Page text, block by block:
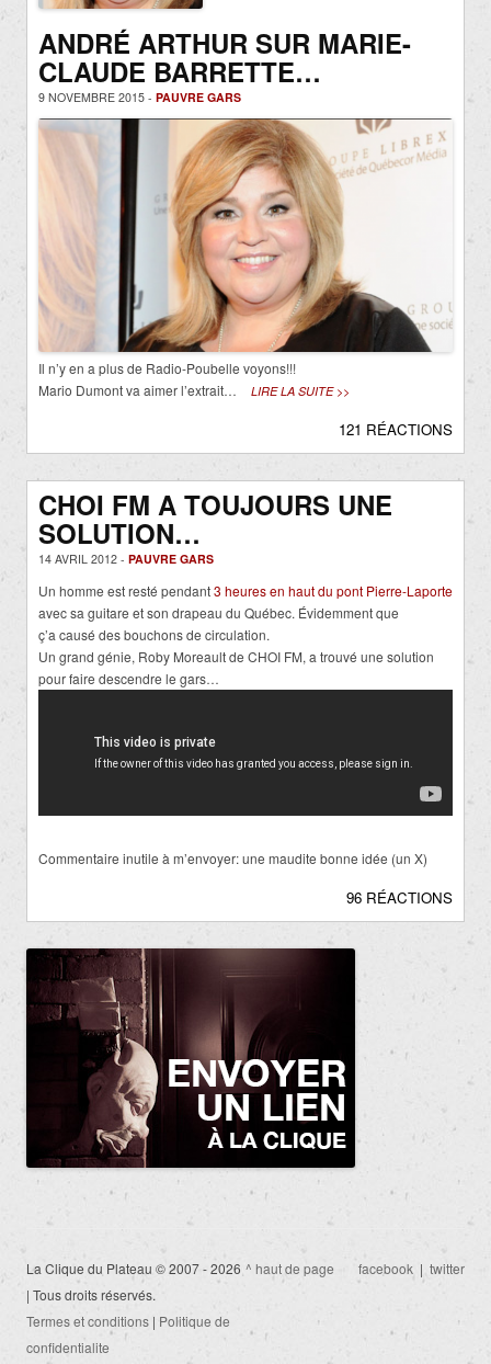
ANDRÉ ARTHUR SUR MARIE-
CLAUDE BARRETTE…
9 NOVEMBRE 2015 - PAUVRE GARS
Il n’y en a plus de Radio-Poubelle voyons!!!
Mario Dumont va aimer l’extrait…
LIRE LA SUITE >>
121 RÉACTIONS
CHOI FM A TOUJOURS UNE
SOLUTION…
14 AVRIL 2012 - PAUVRE GARS
Un homme est resté pendant3 heures en haut du pont Pierre-Laporte
avec sa guitare et son drapeau du Québec. Évidemment que
ç’a causé des bouchons de circulation.
Un grand génie, Roby Moreault de CHOI FM, a trouvé une solution
pour faire descendre le gars…
Commentaire inutile à m’envoyer: une maudite bonne idée (un X)
96 RÉACTIONS
La Clique du Plateau © 2007 - 2026
| Tous droits réservés.
Termes et conditions | Politique de
confidentialite
^ haut de page facebook | twitter